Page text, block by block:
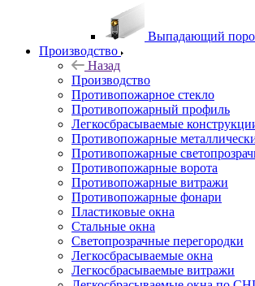
Выпадающий
Производство
Назад
Производство
Противопожарное стекло
Противопожарный профиль
Легкосбрасываемые
Противопожарные
Противопожарные
Противопожарные ворота
Противопожарные витражи
Противопожарные фонари
Пластиковые окна
Стальные окна
Светопрозрачные перегородки
Легкосбрасываемые окна
Легкосбрасываемые витражи